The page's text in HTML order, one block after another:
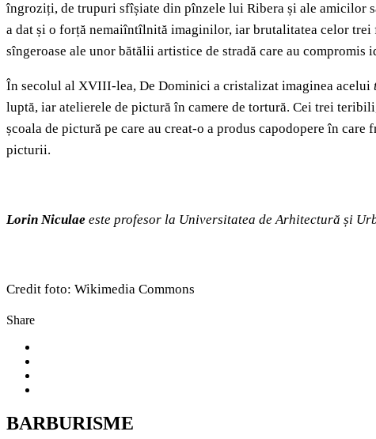
îngroziți, de trupuri sfîșiate din pînzele lui Ribera și ale amicilor
a dat și o forță nemaiîntîlnită imaginilor, iar brutalitatea celor
sîngeroase ale unor bătălii artistice de stradă care au compromis
În secolul al XVIII-lea, De Dominici a cristalizat imaginea acelui
luptă, iar atelierele de pictură în camere de tortură. Cei trei
școala de pictură pe care au creat-o a produs capodopere în
picturii.
Lorin Niculae este profesor la Universitatea de Arhitectură și
Credit foto: Wikimedia Commons
Share
BARBURISME